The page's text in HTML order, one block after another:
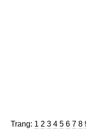
Trang: Trang
1 Trang
2 Trang
3 Trang
4 Trang
5 Trang
6 7 8